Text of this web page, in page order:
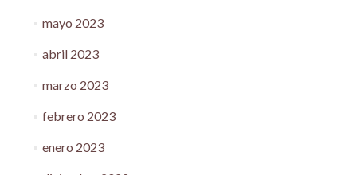
mayo 2023
abril 2023
marzo 2023
febrero 2023
enero 2023